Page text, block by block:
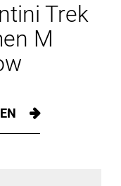
Trek
M